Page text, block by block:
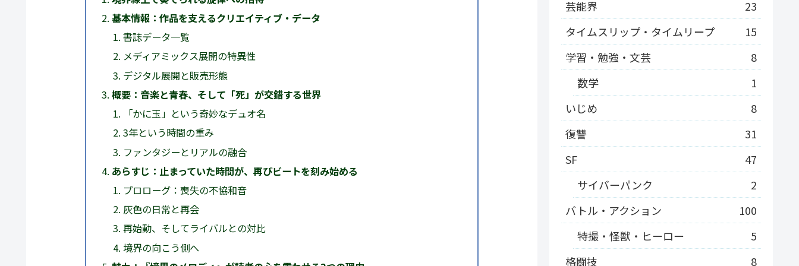
基本情報：作品を支えるクリエイティブ・データ
書誌データ一覧
メディアミックス展開の特異性
デジタル展開と販売形態
概要：音楽と青春、そして「死」が交錯する世界
「かに玉」という奇妙なデュオ名
3年という時間の重み
ファンタジーとリアルの融合
あらすじ：止まっていた時間が、再びビートを刻み始める
プロローグ：喪失の不協和音
灰色の日常と再会
再始動、そしてライバルとの対比
境界の向こう側へ
芸能界
23
タイムスリップ・タイムリープ
15
学習・勉強・文芸
8
数学
1
いじめ
8
復讐
31
SF
47
サイバーパンク
2
バトル・アクション
100
特撮・怪獣・ヒーロー
5
格闘技
8